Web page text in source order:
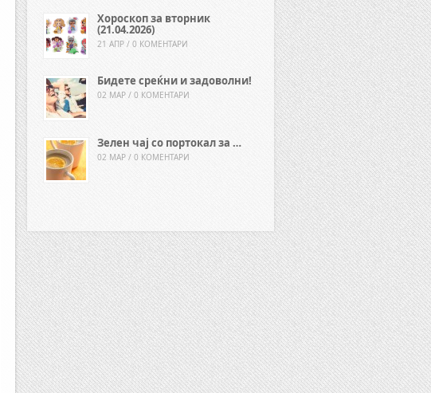
Хороскоп за вторник
(21.04.2026)
21 АПР / 0 КОМЕНТАРИ
Бидете среќни и задоволни!
02 МАР / 0 КОМЕНТАРИ
Зелен чај со портокал за …
02 МАР / 0 КОМЕНТАРИ